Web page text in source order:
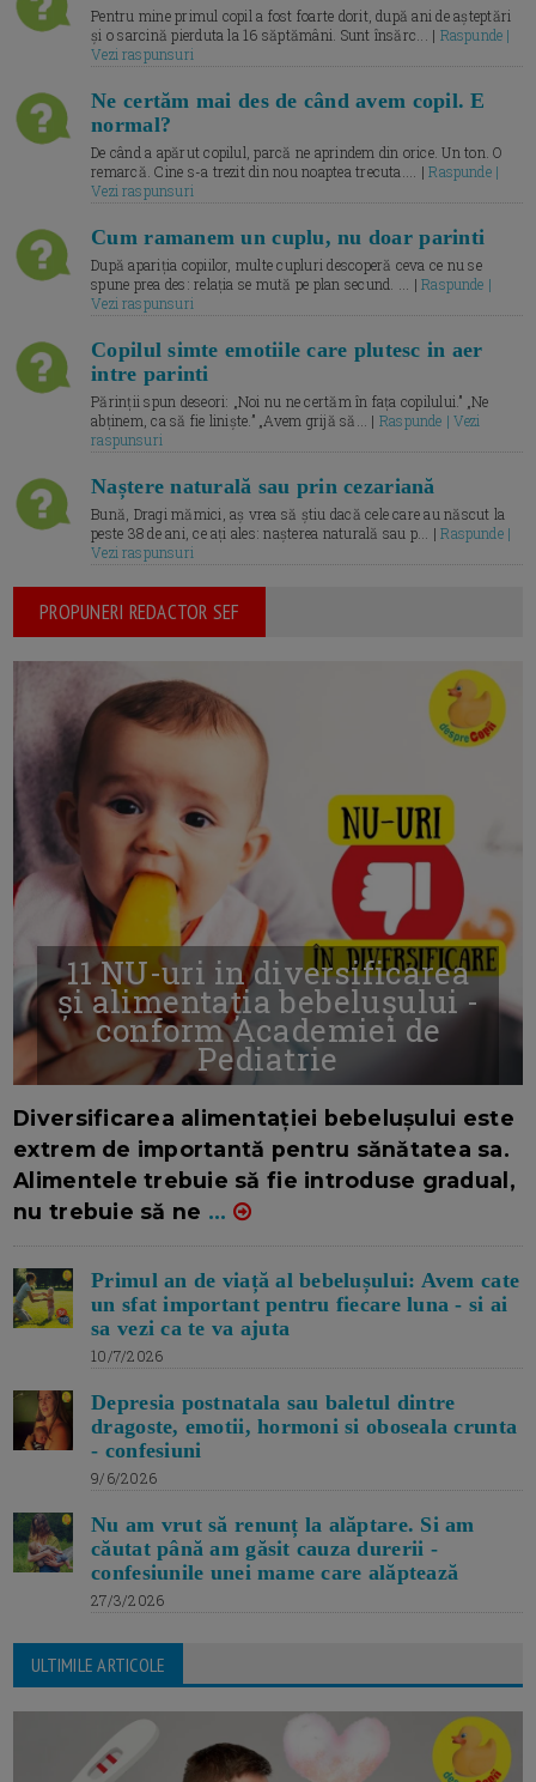
Pentru mine primul copil a fost foarte dorit, după ani de așteptări
și o sarcină pierduta la 16 săptămâni. Sunt însărc... | Raspunde |
Vezi raspunsuri
Ne certăm mai des de când avem copil. E
normal?
De când a apărut copilul, parcă ne aprindem din orice. Un ton. O
remarcă. Cine s-a trezit din nou noaptea trecuta.... |Raspunde |
Vezi raspunsuri
Cum ramanem un cuplu, nu doar parinti
După apariția copiilor, multe cupluri descoperă ceva ce nu se
spune prea des: relația se mută pe plan secund. ... |Raspunde |
Vezi raspunsuri
Copilul simte emotiile care plutesc in aer
intre parinti
Părinții spun deseori: „Noi nu ne certăm în fața copilului.” „Ne
abținem, ca să fie liniște.” „Avem grijă să... | Raspunde | Vezi
raspunsuri
Naștere naturală sau prin cezariană
Bună, Dragi mămici, aș vrea să știu dacă cele care au născut la
peste 38 de ani, ce ați ales: nașterea naturală sau p... |Raspunde |
Vezi raspunsuri
PROPUNERI REDACTOR SEF
11 NU-uri in diversificarea
și alimentația bebelușului -
conform Academiei de
Pediatrie
Diversificarea alimentației bebelușului este
extrem de importantă pentru sănătatea sa.
Alimentele trebuie să fie introduse gradual,
nu trebuie să ne ...
Primul an de viață al bebelușului: Avem cate
un sfat important pentru fiecare luna - si ai
sa vezi ca te va ajuta
10/7/2026
Depresia postnatala sau baletul dintre
dragoste, emotii, hormoni si oboseala crunta
- confesiuni
9/6/2026
Nu am vrut să renunț la alăptare. Si am
căutat până am găsit cauza durerii -
confesiunile unei mame care alăptează
27/3/2026
ULTIMILE ARTICOLE